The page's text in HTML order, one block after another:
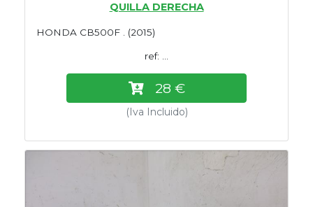
QUILLA DERECHA
HONDA CB500F . (2015)
ref: ...
28 €
(Iva Incluido)